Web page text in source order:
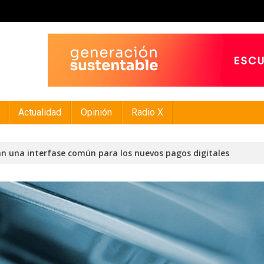
Actualidad Opinión Radio X
una interfase común para los nuevos pagos digitales